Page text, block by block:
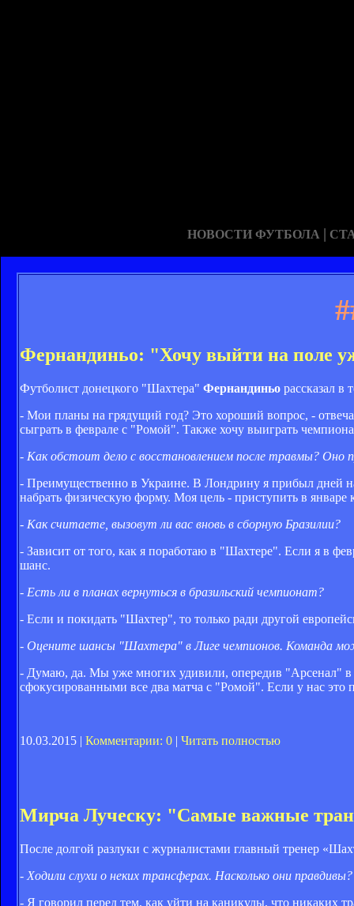
НОВОСТИ ФУТБОЛА |
Фернандиньо: "Хочу выйти на поле
Футболист донецкого "Шахтера" Фернандиньо рассказал в
- Мои планы на грядущий год? Это хороший вопрос, -
сыграть в феврале с "Ромой". Также хочу выиграть
- Как обстоит дело с восстановлением после травмы? Оно
- Преимущественно в Украине. В Лондрину я прибыл дней
набрать физическую форму. Моя цель - приступить в
- Как считаете, вызовут ли вас вновь в сборную Бразилии?
- Зависит от того, как я поработаю в "Шахтере". Если я в
шанс.
- Есть ли в планах вернуться в бразильский чемпионат?
- Если и покидать "Шахтер", то только ради другой
- Оцените шансы "Шахтера" в Лиге чемпионов. Команда
- Думаю, да. Мы уже многих удивили, опередив "Арсенал" в
сфокусированными все два матча с "Ромой". Если у нас это
10.03.2015 | Комментарии: 0 | Читать полностью
Мирча Луческу: "Самые важные
После долгой разлуки с журналистами главный тренер
- Ходили слухи о неких трансферах. Насколько они правдивы?
- Я говорил перед тем, как уйти на каникулы, что никаких